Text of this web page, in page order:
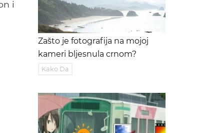
i
Zašto je fotografija na mojoj
kameri bljesnula crnom?
Kako Da